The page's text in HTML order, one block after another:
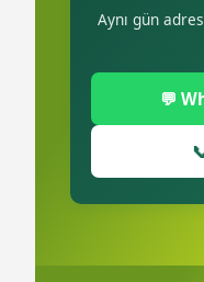
Aynı gün
💬